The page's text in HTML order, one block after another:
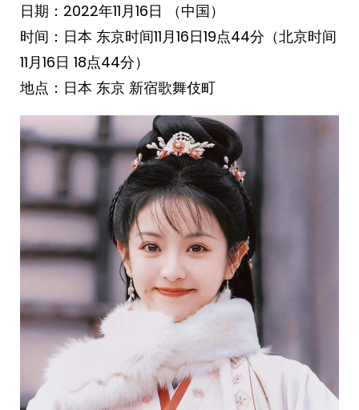
日期：2022年11月16日 （中国）
时间：日本 东京时间11月16日19点44分（北京时间
11月16日 18点44分）
地点：日本 东京 新宿歌舞伎町